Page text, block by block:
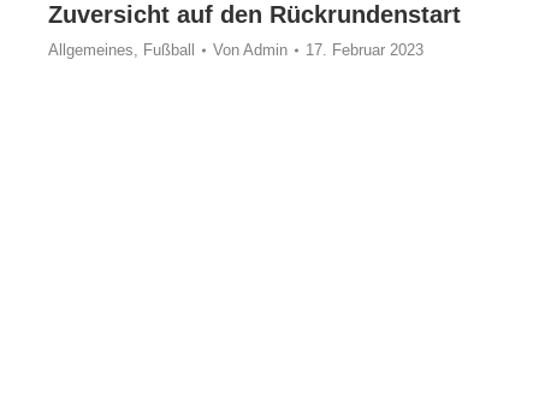
Zuversicht auf den Rückrundenstart
Allgemeines, Fußball Von Admin 17. Februar 2023